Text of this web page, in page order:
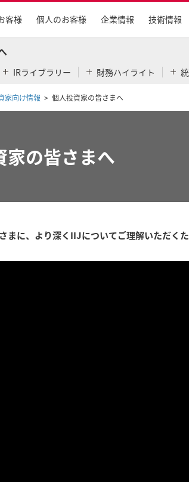
客様 個人のお客様 企業情報 技術情報
IRライブラリー 財務ハイライト
家向け情報 個人投資家の皆さまへ
家の皆さまへ
まに、より深くIIJについてご理解いただくた